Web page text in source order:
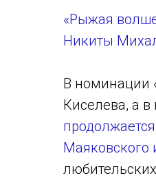
«Рыжая
Никиты
В номинации
Киселева, а
Маяковского